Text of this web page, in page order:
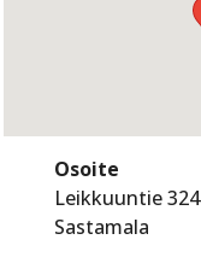
Osoite
Leikkuuntie 324
Sastamala